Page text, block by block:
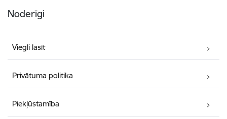
Noderīgi
Viegli lasīt
Privātuma politika
Piekļūstamība